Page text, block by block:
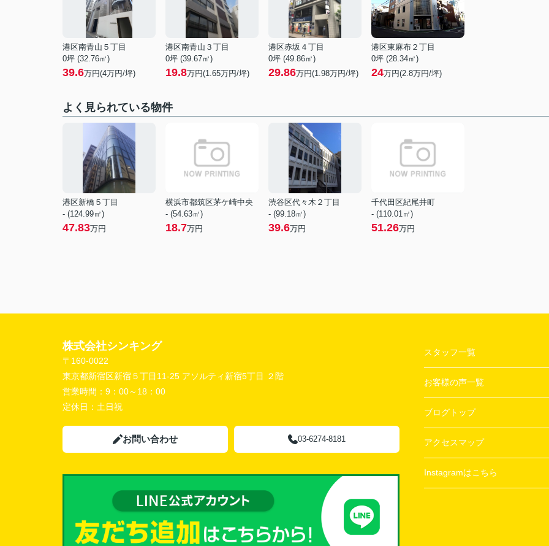
港区南青山５丁目
0坪 (32.76㎡)
39.6万円(4万円/坪)
港区南青山３丁目
0坪 (39.67㎡)
19.8万円(1.65万円/坪)
港区赤坂４丁目
0坪 (49.86㎡)
29.86万円(1.98万円/坪)
港区東麻布２丁目
0坪 (28.34㎡)
24万円(2.8万円/坪)
よく見られている物件
港区新橋５丁目
- (124.99㎡)
47.83万円
横浜市都筑区茅ケ崎中央
- (54.63㎡)
18.7万円
渋谷区代々木２丁目
- (99.18㎡)
39.6万円
千代田区紀尾井町
- (110.01㎡)
51.26万円
株式会社シンキング
〒160-0022
東京都新宿区新宿５丁目11-25 アソルティ新宿5丁目 ２階
営業時間： 9：00～18：00
定休日： 土日祝
お問い合わせ 03-6274-8181
スタッフ一覧
お客様の声一覧
ブログトップ
アクセスマップ
Instagramはこちら